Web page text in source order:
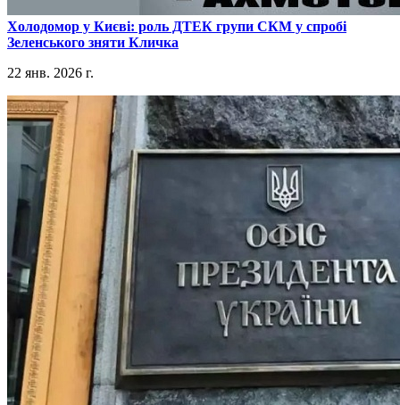
​Холодомор у Києві: роль ДТЕК групи СКМ у спробі
Зеленського зняти Кличка
22 янв. 2026 г.